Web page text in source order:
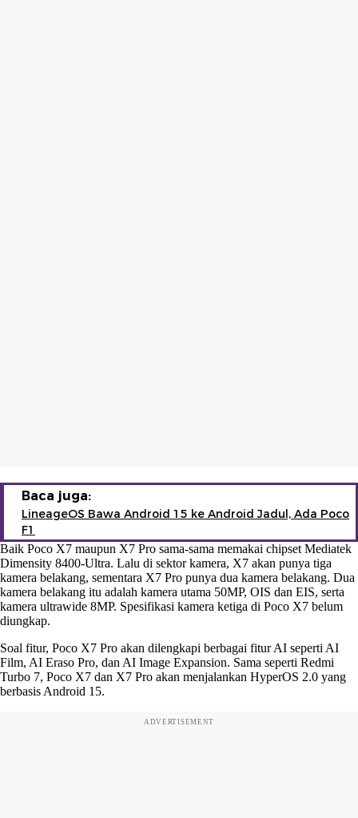
Baca juga:
LineageOS Bawa Android 15 ke Android Jadul, Ada Poco
F1
Baik Poco X7 maupun X7 Pro sama-sama memakai chipset Mediatek
Dimensity 8400-Ultra. Lalu di sektor kamera, X7 akan punya tiga
kamera belakang, sementara X7 Pro punya dua kamera belakang. Dua
kamera belakang itu adalah kamera utama 50MP, OIS dan EIS, serta
kamera ultrawide 8MP. Spesifikasi kamera ketiga di Poco X7 belum
diungkap.
Soal fitur, Poco X7 Pro akan dilengkapi berbagai fitur AI seperti AI
Film, AI Eraso Pro, dan AI Image Expansion. Sama seperti Redmi
Turbo 7, Poco X7 dan X7 Pro akan menjalankan HyperOS 2.0 yang
berbasis Android 15.
ADVERTISEMENT